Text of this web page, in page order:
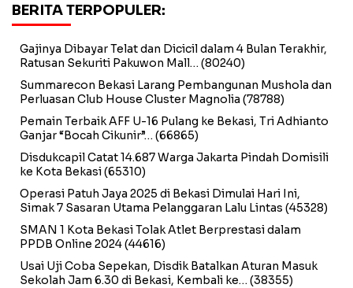
BERITA TERPOPULER:
Gajinya Dibayar Telat dan Dicicil dalam 4 Bulan Terakhir,
Ratusan Sekuriti Pakuwon Mall… (80240)
Summarecon Bekasi Larang Pembangunan Mushola dan
Perluasan Club House Cluster Magnolia (78788)
Pemain Terbaik AFF U-16 Pulang ke Bekasi, Tri Adhianto
Ganjar “Bocah Cikunir”… (66865)
Disdukcapil Catat 14.687 Warga Jakarta Pindah Domisili
ke Kota Bekasi(65310)
Operasi Patuh Jaya 2025 di Bekasi Dimulai Hari Ini,
Simak 7 Sasaran Utama Pelanggaran Lalu Lintas (45328)
SMAN 1 Kota Bekasi Tolak Atlet Berprestasi dalam
PPDB Online 2024(44616)
Usai Uji Coba Sepekan, Disdik Batalkan Aturan Masuk
Sekolah Jam 6.30 di Bekasi, Kembali ke… (38355)